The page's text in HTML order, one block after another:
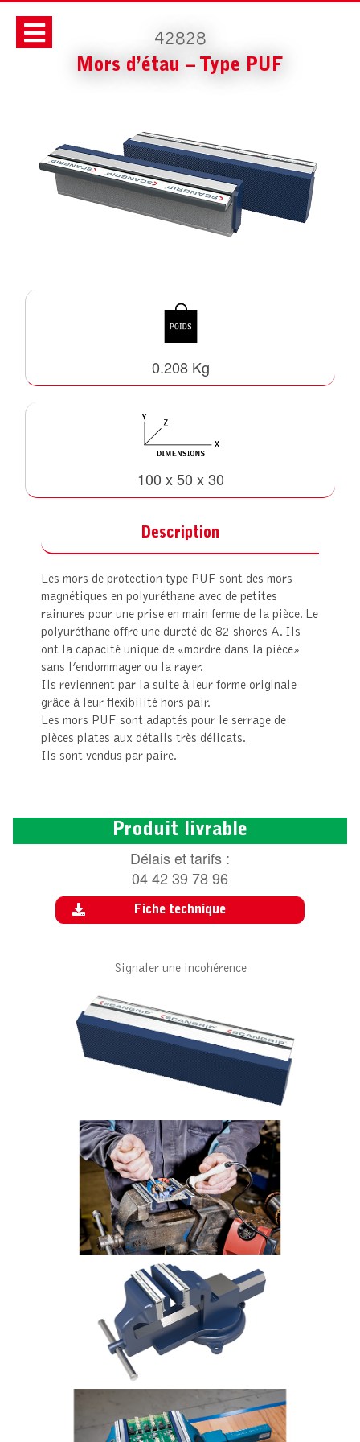
42828
Mors d’étau – Type PUF
0.208 Kg
100 x 50 x 30
Description
Les mors de protection type PUF sont des mors
magnétiques en polyuréthane avec de petites
rainures pour une prise en main ferme de la pièce. Le
polyuréthane offre une dureté de 82 shores A. Ils
ont la capacité unique de «mordre dans la pièce»
sans l’endommager ou la rayer.
Ils reviennent par la suite à leur forme originale
grâce à leur flexibilité hors pair.
Les mors PUF sont adaptés pour le serrage de
pièces plates aux détails très délicats.
Ils sont vendus par paire.
Produit livrable
Délais et tarifs :
04 42 39 78 96
Fiche technique
Signaler une incohérence